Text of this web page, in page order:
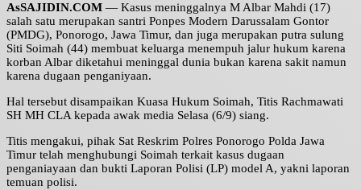
AsSAJIDIN.COM — Kasus meninggalnya M Albar Mahdi (17)
salah satu merupakan santri Ponpes Modern Darussalam Gontor
(PMDG), Ponorogo, Jawa Timur, dan juga merupakan putra sulung
Siti Soimah (44) membuat keluarga menempuh jalur hukum karena
korban Albar diketahui meninggal dunia bukan karena sakit namun
karena dugaan penganiyaan.
Hal tersebut disampaikan Kuasa Hukum Soimah, Titis Rachmawati
SH MH CLA kepada awak media Selasa (6/9) siang.
Titis mengakui, pihak Sat Reskrim Polres Ponorogo Polda Jawa
Timur telah menghubungi Soimah terkait kasus dugaan
penganiayaan dan bukti Laporan Polisi (LP) model A, yakni laporan
temuan polisi.